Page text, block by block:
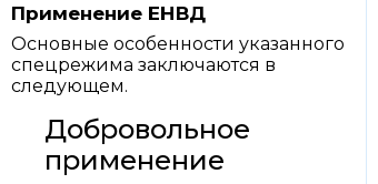
Применение ЕНВД
Основные особенности указанного
спецрежима заключаются в
следующем.
Добровольное
применение